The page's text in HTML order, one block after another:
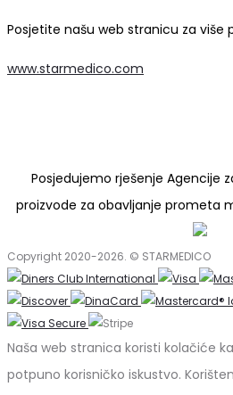
Posjetite našu web stranicu za više
www.starmedico.com
Posjedujemo rješenje Agencije
proizvode za obavljanje prometa
Copyright 2020-2026. © STARMEDICO
Naša web stranica koristi kolačiće
potpuno korisničko iskustvo.